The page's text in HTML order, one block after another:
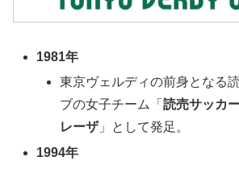
1981年
東京ヴェルディの前身となる
ブの女子チーム「読売サッカ
レーザ」として発足。
1994年